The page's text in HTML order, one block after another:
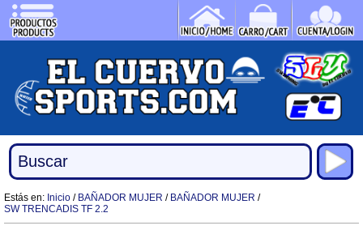
Estás en: Inicio / BAÑADOR MUJER / BAÑADOR MUJER /
SW TRENCADIS TF 2.2